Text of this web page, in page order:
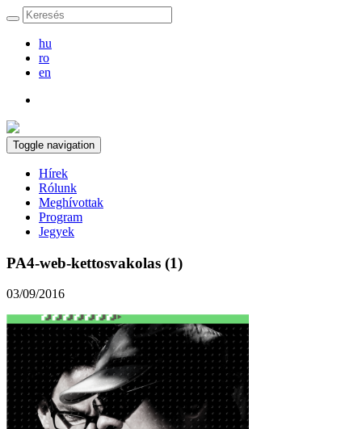
hu
ro
en
Toggle navigation
Hírek
Rólunk
Meghívottak
Program
Jegyek
PA4-web-kettosvakolas (1)
03/09/2016